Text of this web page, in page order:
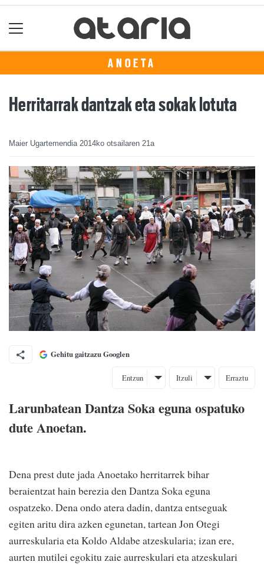
ANOETA
Herritarrak dantzak eta sokak lotuta
Maier Ugartemendia 2014ko otsailaren 21a
Gehitu gaitzazu Googlen
Entzun Itzuli Erraztu
Larunbatean Dantza Soka eguna ospatuko
dute Anoetan.
Dena prest dute jada Anoetako herritarrek bihar
beraientzat hain berezia den Dantza Soka eguna
ospatzeko. Dena ondo atera dadin, dantza entseguak
egiten aritu dira azken egunetan, tartean Jon Otegi
aurreskularia eta Koldo Aldabe atzeskularia; izan ere,
aurten mutilei egokitu zaie aurreskulari eta atzeskulari